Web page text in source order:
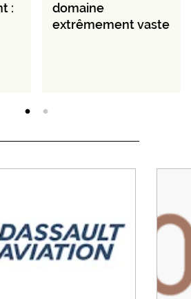
:
domaine
extrêmement vaste